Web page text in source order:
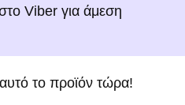
Viber για άμεση
το προϊόν τώρα!